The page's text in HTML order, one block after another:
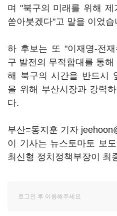
며 "북구의 미래를 위해
쏟아붓겠다"고 말을 이었습
하 후보는 또 "이재명-전
구 발전의 무적함대를 통
해 북구의 시간을 반드시
을 위해 부산시장과 강력
다.
부산=동지훈 기자
이 기사는 뉴스토마토 보
최신형 정치정책부장이 최